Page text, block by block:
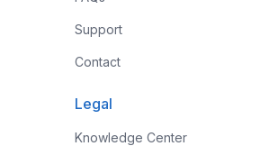
Support
Contact
Legal
Knowledge Center